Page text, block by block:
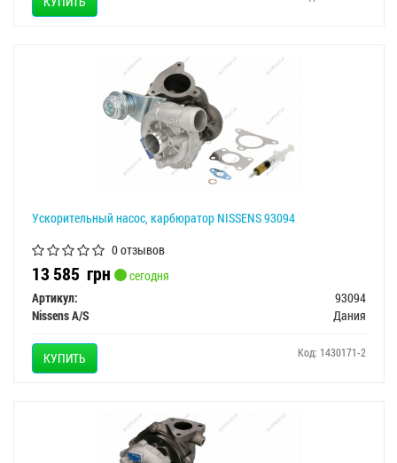
Ускорительный насос, карбюратор NISSENS 93094
0 отзывов
13 585 грн
сегодня
Артикул:
93094
Nissens A/S
Дания
КУПИТЬ Код: 1430171-2